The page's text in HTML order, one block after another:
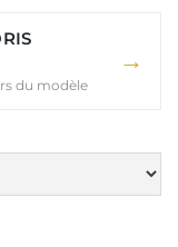
du modèle
→